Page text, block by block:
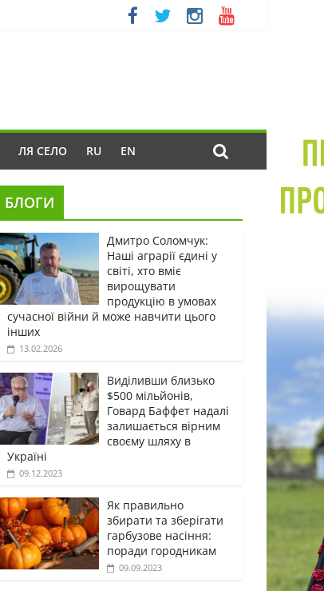
ЛЯ СЕЛО RU EN
БЛОГИ
Дмитро Соломчук:
Наші аграрії єдині у
світі, хто вміє
вирощувати
продукцію в умовах
сучасної війни й може навчити цього
інших
13.02.2026
Виділивши близько
$500 мільйонів,
Говард Баффет надалі
залишається вірним
своєму шляху в
Україні
09.12.2023
Як правильно
збирати та зберігати
гарбузове насіння:
поради городникам
09.09.2023